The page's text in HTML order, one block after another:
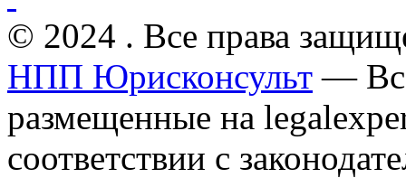
© 2024 . Все права
НПП Юрисконсульт —
размещенные на
соответствии с